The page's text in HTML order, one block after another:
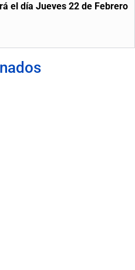
el día Jueves 22 de Febrero